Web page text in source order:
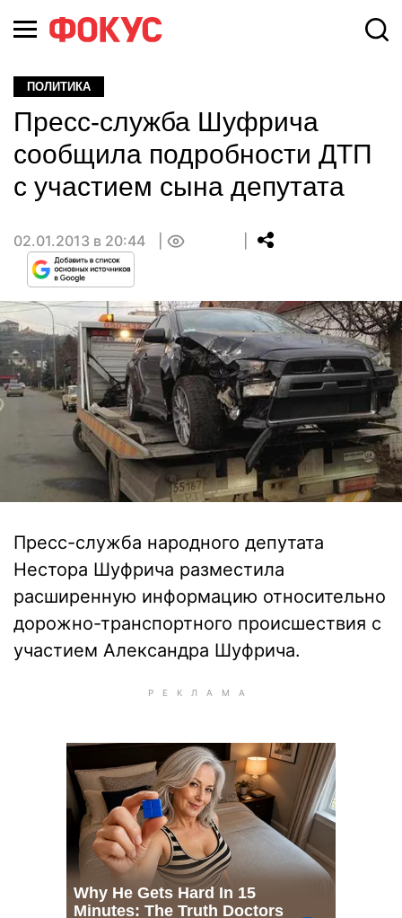
ПОЛИТИКА
Пресс-служба Шуфрича
сообщила подробности ДТП
с участием сына депутата
02.01.2013 в 20:44
Пресс-служба народного депутата
Нестора Шуфрича разместила
расширенную информацию относительно
дорожно-транспортного происшествия с
участием Александра Шуфрича.